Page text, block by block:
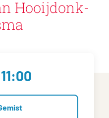
Hooijdonk-